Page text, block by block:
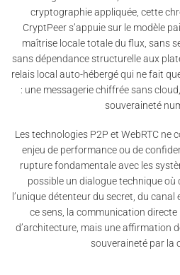
cryptographie appliquée, cette
CryptPeer s’appuie sur le modèle
maîtrise locale totale du flux, sans
sans dépendance structurelle aux
relais local auto-hébergé qui ne fait
: une messagerie chiffrée sans
souveraineté
Les technologies P2P et WebRTC ne
enjeu de performance ou de
rupture fondamentale avec les
possible un dialogue technique
l’unique détenteur du secret, du
ce sens, la communication directe
d’architecture, mais une affirmation
souveraineté par la